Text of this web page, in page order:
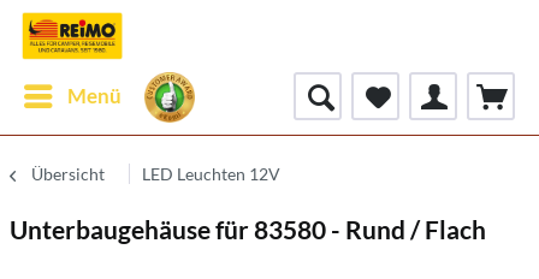
Menü
Übersicht LED Leuchten 12V
Unterbaugehäuse für 83580 - Rund / Flach